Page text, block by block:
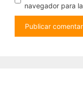
navegador para